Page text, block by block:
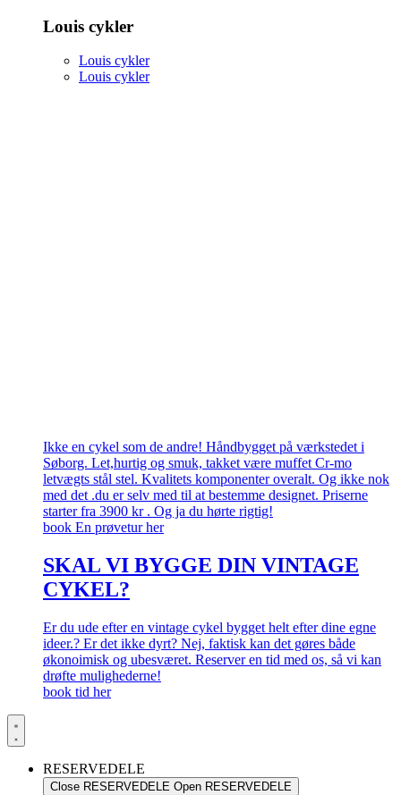
Louis cykler
Louis cykler
Louis cykler
Ikke en cykel som de andre! Håndbygget på værkstedet i
Søborg. Let,hurtig og smuk, takket være muffet Cr-mo
letvægts stål stel. Kvalitets komponenter overalt. Og ikke nok
med det .du er selv med til at bestemme designet. Priserne
starter fra 3900 kr . Og ja du hørte rigtig!
book En prøvetur her
SKAL VI BYGGE DIN VINTAGE
CYKEL?
Er du ude efter en vintage cykel bygget helt efter dine egne
ideer.? Er det ikke dyrt? Nej, faktisk kan det gøres både
økonoimisk og ubesværet. Reserver en tid med os, så vi kan
drøfte mulighederne!
book tid her
RESERVEDELE
Close RESERVEDELE Open RESERVEDELE